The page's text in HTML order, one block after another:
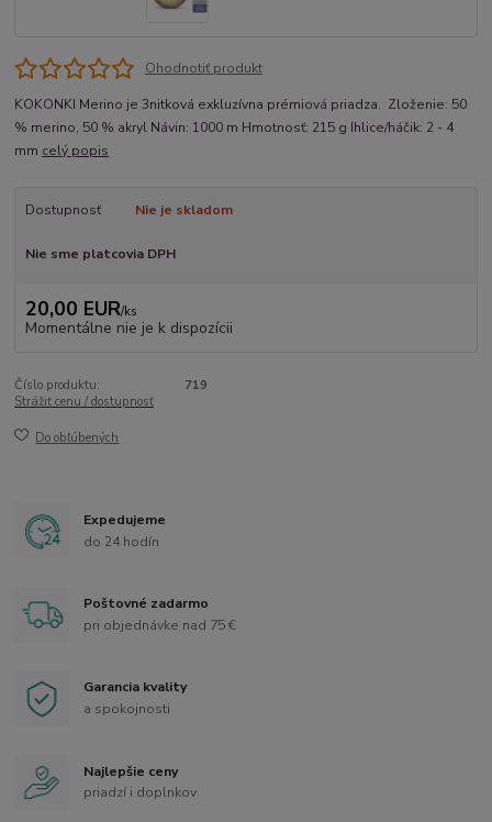
Ohodnotiť produkt
KOKONKI Merino je 3nitková exkluzívna prémiová priadza. Zloženie: 50
% merino, 50 % akryl Návin: 1000 m Hmotnosť: 215 g Ihlice/háčik: 2 - 4
mm celý popis
Dostupnosť Nie je skladom
Nie sme platcovia DPH
20,00 EUR/ks
Momentálne nie je k dispozícii
Číslo produktu:
719
Strážiť cenu / dostupnosť
Do obľúbených
Expedujeme
do 24 hodín
Poštovné zadarmo
pri objednávke nad 75 €
Garancia kvality
a spokojnosti
Najlepšie ceny
priadzí i doplnkov